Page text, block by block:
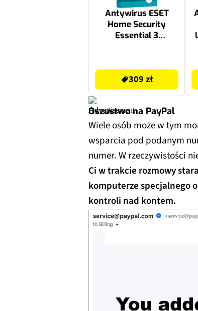
Antywirus ESET
Home Security
Essential 3
309 zł
Oszustwo na PayPal
Wiele osób może w tym
wsparcia pod podanym
numer. W rzeczywistości
Ci w trakcie rozmowy
komputerze specjalnego
kontroli nad kontem.